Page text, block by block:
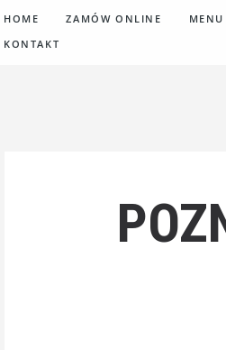
HOME ZAMÓW ONLINE MENU
KONTAKT